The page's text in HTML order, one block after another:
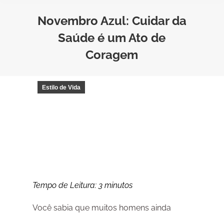
Novembro Azul: Cuidar da
Saúde é um Ato de
Coragem
Estilo de Vida
Tempo de Leitura: 3 minutos
Você sabia que muitos homens ainda